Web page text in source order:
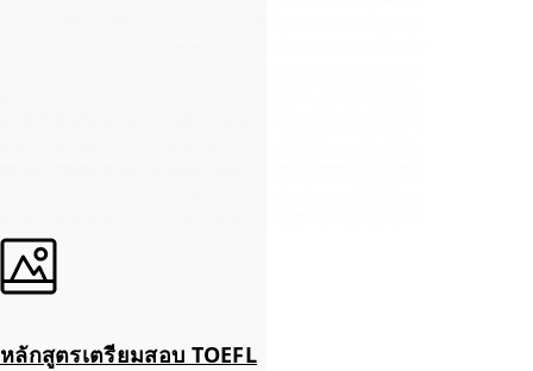
หลักสูตรเตรียมสอบ TOEFL